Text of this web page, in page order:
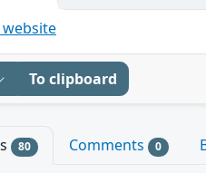
website
To clipboard
80 Comments 0